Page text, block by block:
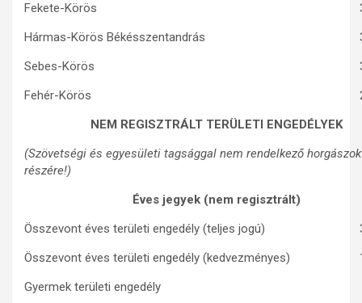
Fekete-Körös
Hármas-Körös Békésszentandrás
Sebes-Körös
Fehér-Körös
NEM REGISZTRÁLT TERÜLETI ENGEDÉLYEK
(Szövetségi és egyesületi tagsággal nem rendelkező horgászok
részére!)
Éves jegyek (nem regisztrált)
Összevont éves területi engedély (teljes jogú)
Összevont éves területi engedély (kedvezményes)
Gyermek területi engedély